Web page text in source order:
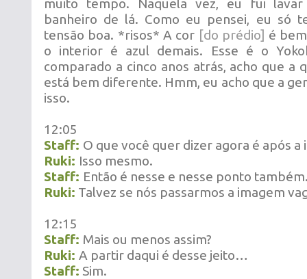
muito tempo. Naquela vez, eu fui
banheiro de lá. Como eu pensei, eu só
tensão boa. *risos* A cor [do prédio] é
o interior é azul demais. Esse é o
comparado a cinco anos atrás, acho que a
está bem diferente. Hmm, eu acho que a
isso.
12:05
Staff: O que você quer dizer agora é após a
Ruki: Isso mesmo.
Staff: Então é nesse e nesse ponto
Ruki: Talvez se nós passarmos a imagem
12:15
Staff: Mais ou menos assim?
Ruki: A partir daqui é desse jeito…
Staff: Sim.